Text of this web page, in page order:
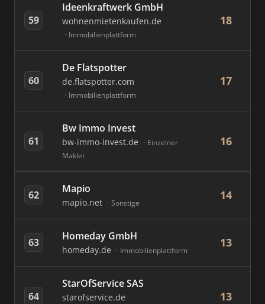
59
Ideenkraftwerk GmbH
wohnenmietenkaufen.de
Immobilienplattform
18
60
De Flatspotter
de.flatspotter.com
Immobilienplattform
17
61
Bw Immo Invest
bw-immo-invest.de
Einzelner
Makler
16
62 Mapio
mapio.net Sonstige
14
63 Homeday GmbH
homeday.de Immobilienplattform
13
64
StarOfService SAS
starofservice.de 13